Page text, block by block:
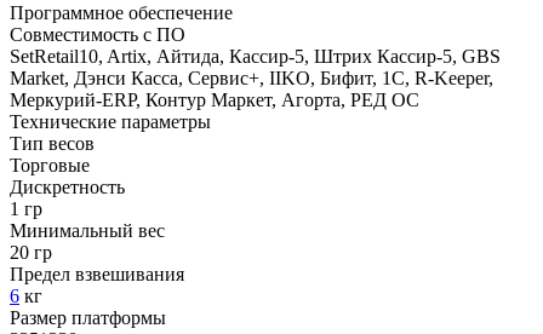
Программное обеспечение
Совместимость с ПО
SetRetail10, Artix, Айтида, Кассир-5, Штрих Кассир-5, GBS
Market, Дэнси Касса, Сервис+, IIKO, Бифит, 1С, R-Keeper,
Меркурий-ERP, Контур Маркет, Агорта, РЕД ОС
Технические параметры
Тип весов
Торговые
Дискретность
1 гр
Минимальный вес
20 гр
Предел взвешивания
6 кг
Размер платформы